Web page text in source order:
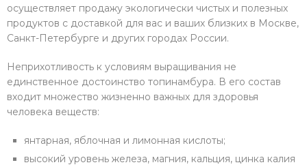
осуществляет продажу экологически чистых и полезных
продуктов с доставкой для вас и ваших близких в Москве,
Санкт-Петербурге и других городах России.
Неприхотливость к условиям выращивания не
единственное достоинство топинамбура. В его состав
входит множество жизненно важных для здоровья
человека веществ:
янтарная, яблочная и лимонная кислоты;
высокий уровень железа, магния, кальция, цинка калия